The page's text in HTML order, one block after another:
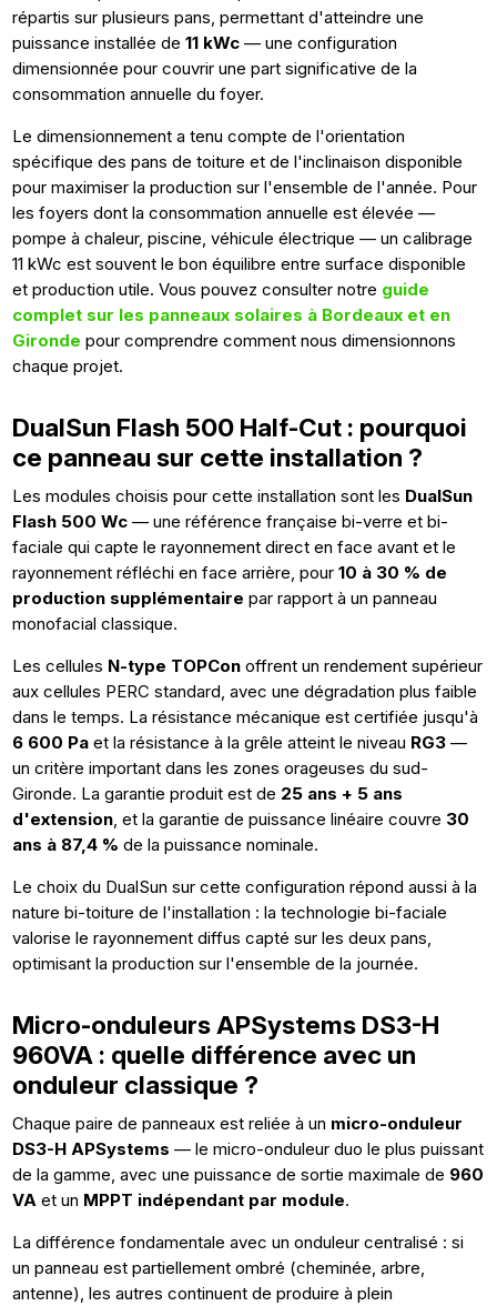
répartis sur plusieurs pans, permettant d'atteindre une
puissance installée de11 kWc — une configuration
dimensionnée pour couvrir une part significative de la
consommation annuelle du foyer.
Le dimensionnement a tenu compte de l'orientation
spécifique des pans de toiture et de l'inclinaison disponible
pour maximiser la production sur l'ensemble de l'année. Pour
les foyers dont la consommation annuelle est élevée —
pompe à chaleur, piscine, véhicule électrique — un calibrage
11 kWc est souvent le bon équilibre entre surface disponible
et production utile. Vous pouvez consulter notre guide
complet sur les panneaux solaires à Bordeaux et en
Gironde pour comprendre comment nous dimensionnons
chaque projet.
DualSun Flash 500 Half-Cut : pourquoi
ce panneau sur cette installation ?
Les modules choisis pour cette installation sont les DualSun
Flash 500 Wc — une référence française bi-verre et bi-
faciale qui capte le rayonnement direct en face avant et le
rayonnement réfléchi en face arrière, pour10 à 30 % de
production supplémentaire par rapport à un panneau
monofacial classique.
Les cellules N-type TOPCon offrent un rendement supérieur
aux cellules PERC standard, avec une dégradation plus faible
dans le temps. La résistance mécanique est certifiée jusqu'à
6 600 Pa et la résistance à la grêle atteint le niveau RG3 —
un critère important dans les zones orageuses du sud-
Gironde. La garantie produit est de 25 ans + 5 ans
d'extension, et la garantie de puissance linéaire couvre 30
ans à 87,4 % de la puissance nominale.
Le choix du DualSun sur cette configuration répond aussi à la
nature bi-toiture de l'installation : la technologie bi-faciale
valorise le rayonnement diffus capté sur les deux pans,
optimisant la production sur l'ensemble de la journée.
Micro-onduleurs APSystems DS3-H
960VA : quelle différence avec un
onduleur classique ?
Chaque paire de panneaux est reliée à un micro-onduleur
DS3-H APSystems — le micro-onduleur duo le plus puissant
de la gamme, avec une puissance de sortie maximale de 960
VA et un MPPT indépendant par module.
La différence fondamentale avec un onduleur centralisé : si
un panneau est partiellement ombré (cheminée, arbre,
antenne), les autres continuent de produire à plein